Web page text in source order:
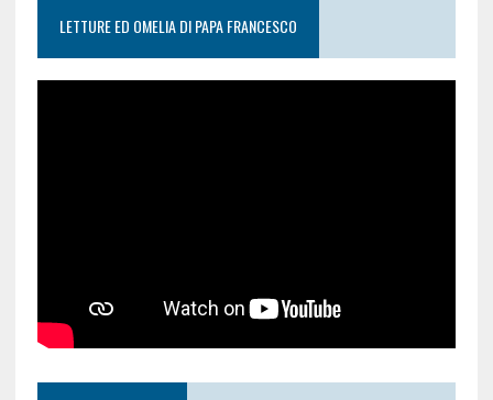
LETTURE ED OMELIA DI PAPA FRANCESCO